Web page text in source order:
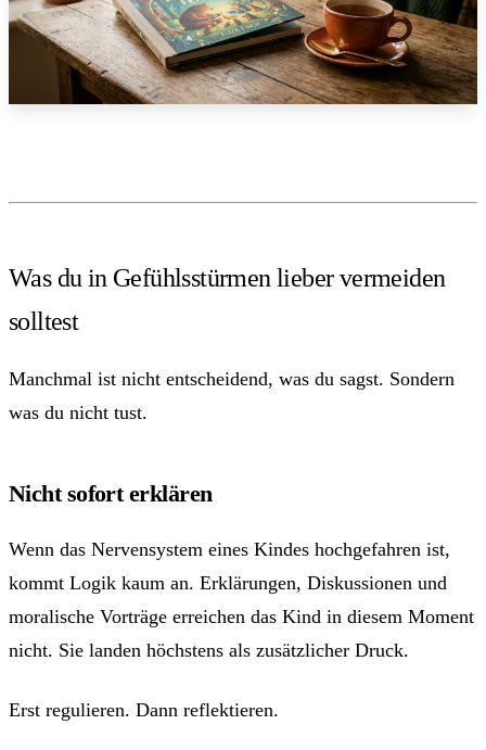
Was du in Gefühlsstürmen lieber vermeiden
solltest
Manchmal ist nicht entscheidend, was du sagst. Sondern
was du nicht tust.
Nicht sofort erklären
Wenn das Nervensystem eines Kindes hochgefahren ist,
kommt Logik kaum an. Erklärungen, Diskussionen und
moralische Vorträge erreichen das Kind in diesem Moment
nicht. Sie landen höchstens als zusätzlicher Druck.
Erst regulieren. Dann reflektieren.